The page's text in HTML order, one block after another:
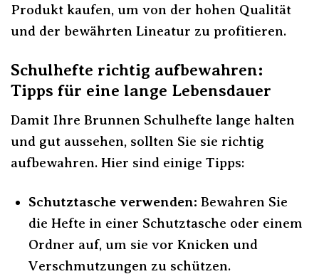
Produkt kaufen, um von der hohen Qualität
und der bewährten Lineatur zu profitieren.
Schulhefte richtig aufbewahren:
Tipps für eine lange Lebensdauer
Damit Ihre Brunnen Schulhefte lange halten
und gut aussehen, sollten Sie sie richtig
aufbewahren. Hier sind einige Tipps:
Schutztasche verwenden: Bewahren Sie
die Hefte in einer Schutztasche oder einem
Ordner auf, um sie vor Knicken und
Verschmutzungen zu schützen.